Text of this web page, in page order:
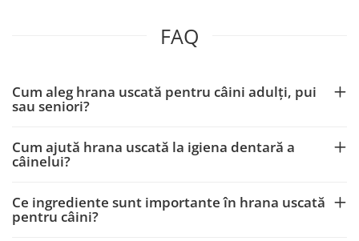
FAQ
Cum aleg hrana uscată pentru câini adulți, pui
sau seniori?
Cum ajută hrana uscată la igiena dentară a
câinelui?
Ce ingrediente sunt importante în hrana uscată
pentru câini?